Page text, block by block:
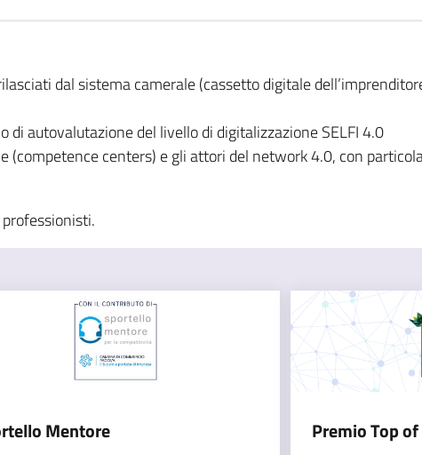
dal sistema camerale (cassetto digitale
autovalutazione del livello di digitalizzazione SELFI 4.0
(competence centers) e gli attori del network 4.0, con
Mentore Premio Top